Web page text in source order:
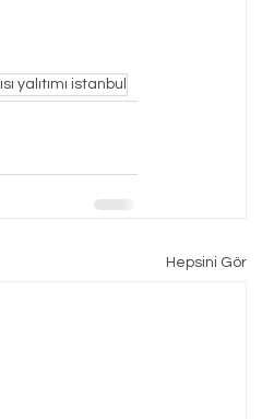
ısı yalıtımı istanbul
Hepsini Gör